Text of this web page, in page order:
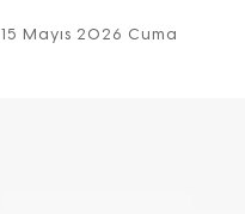
15 Mayıs 2026 Cuma